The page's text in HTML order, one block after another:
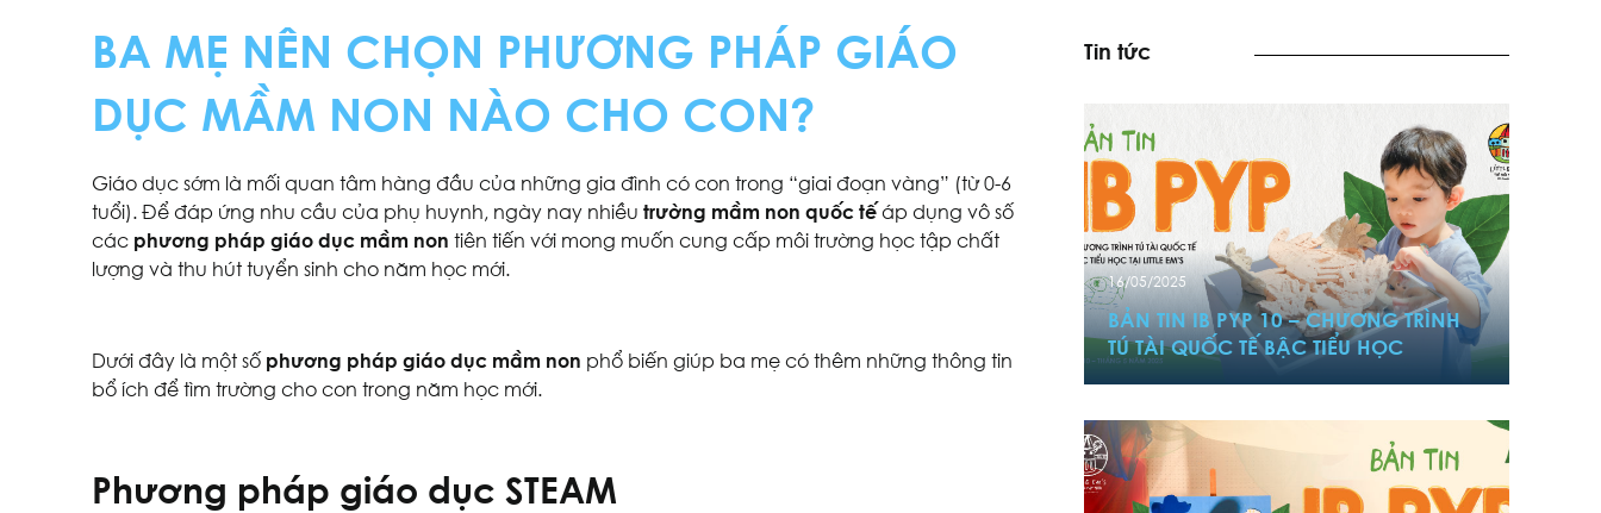
BA MẸ NÊN CHỌN PHƯƠNG PHÁP GIÁO
DỤC MẦM NON NÀO CHO CON?
Giáo dục sớm là mối quan tâm hàng đầu của những gia đình có con trong “giai đoạn vàng” (từ 0-6
tuổi). Để đáp ứng nhu cầu của phụ huynh, ngày nay nhiều trường mầm non quốc tế áp dụng vô số
các phương pháp giáo dục mầm non tiên tiến với mong muốn cung cấp môi trường học tập chất
lượng và thu hút tuyển sinh cho năm học mới.
Dưới đây là một số phương pháp giáo dục mầm non phổ biến giúp ba mẹ có thêm những thông tin
bổ ích để tìm trường cho con trong năm học mới.
Phương pháp giáo dục STEAM
Tin tức
BẢN TIN IB PYP 10 – CHƯƠNG TRÌNH
TÚ TÀI QUỐC TẾ BẬC TIỂU HỌC
16/05/2025